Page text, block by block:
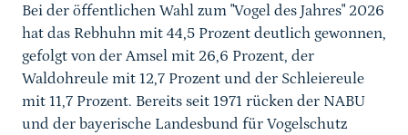
Bei der öffentlichen Wahl zum "Vogel des Jahres" 2026
hat das Rebhuhn mit 44,5 Prozent deutlich gewonnen,
gefolgt von der Amsel mit 26,6 Prozent, der
Waldohreule mit 12,7 Prozent und der Schleiereule
mit 11,7 Prozent. Bereits seit 1971 rücken der NABU
und der bayerische Landesbund für Vogelschutz